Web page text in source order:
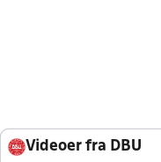
Videoer fra DBU